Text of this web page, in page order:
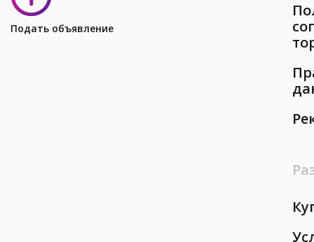
Подать объявление